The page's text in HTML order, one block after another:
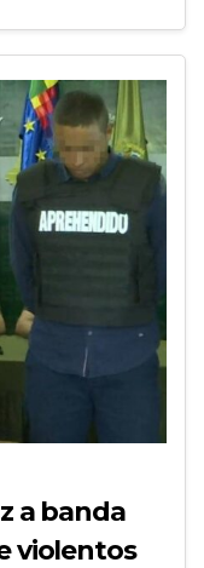
a banda
violentos